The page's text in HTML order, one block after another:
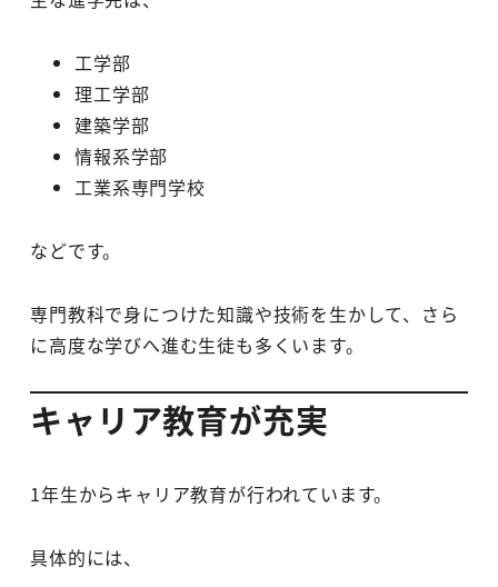
工学部
理工学部
建築学部
情報系学部
工業系専門学校
などです。
専門教科で身につけた知識や技術を生かして、さら
に高度な学びへ進む生徒も多くいます。
キャリア教育が充実
1年生からキャリア教育が行われています。
具体的には、